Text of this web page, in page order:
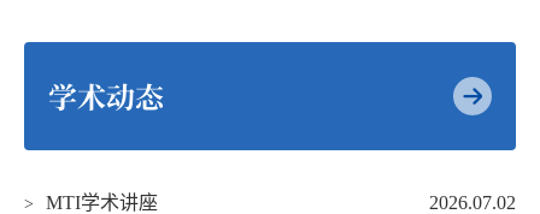
学术动态
2026.07.02
> MTI学术讲座